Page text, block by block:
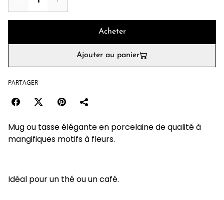
Acheter
Ajouter au panier
PARTAGER
Mug ou tasse élégante en porcelaine de qualité à
mangifiques motifs à fleurs.
Idéal pour un thé ou un café.